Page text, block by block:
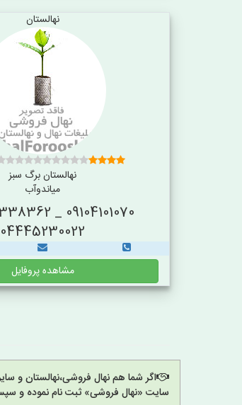
نهالستان
نهالستان برگ سبز
میاندوآب
04445230022
مشاهده پروفایل
اگر شما هم نهال فروشی،نهالستان و
سایت «نهال فروشی» ثبت نام نموده و